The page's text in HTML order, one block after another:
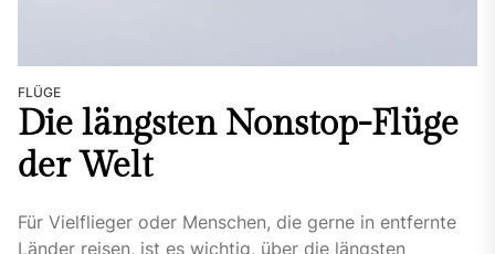
FLÜGE
Die längsten Nonstop-Flüge
der Welt
Für Vielflieger oder Menschen, die gerne in entfernte
Länder reisen, ist es wichtig, über die längsten